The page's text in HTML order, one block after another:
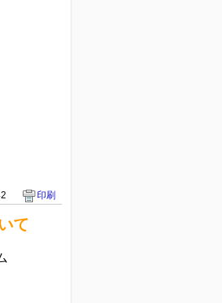
印刷
て